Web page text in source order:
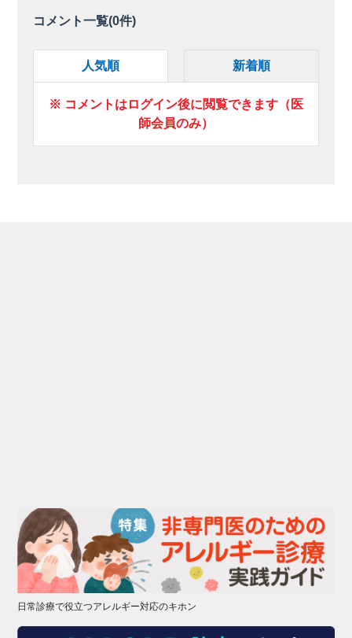
コメント一覧(0件)
人気順 新着順
※ コメントはログイン後に閲覧できます（医
師会員のみ）
日常診療で役立つアレルギー対応のキホン